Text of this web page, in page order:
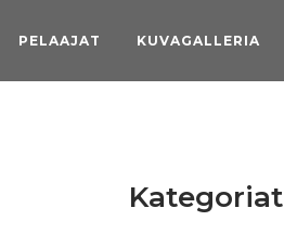
PELAAJAT KUVAGALLERIA
Kategoriat